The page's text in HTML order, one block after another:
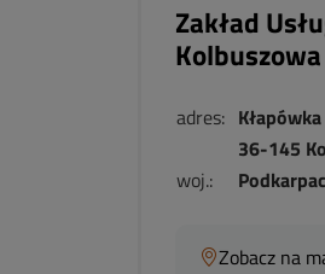
Zakład
Kolbuszowa
adres:
36-145
woj.:
Zobacz na